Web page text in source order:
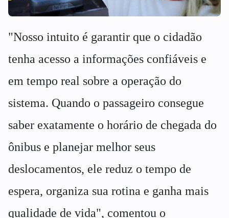
"Nosso intuito é garantir que o cidadão
tenha acesso a informações confiáveis e
em tempo real sobre a operação do
sistema. Quando o passageiro consegue
saber exatamente o horário de chegada do
ônibus e planejar melhor seus
deslocamentos, ele reduz o tempo de
espera, organiza sua rotina e ganha mais
qualidade de vida", comentou o